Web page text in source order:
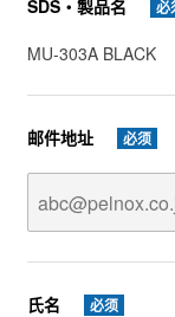
SDS・製品名 必
MU-303A BLACK
邮件地址 必须
氏名 必须